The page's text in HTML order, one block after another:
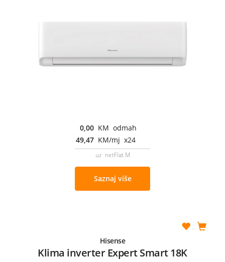
0,00 KM odmah
49,47 KM/mj x24
uz netFlat M
Saznaj više
Hisense
Klima inverter Expert Smart 18K